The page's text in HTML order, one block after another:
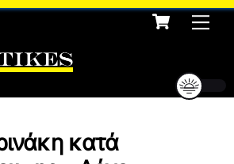
Cart
κατά